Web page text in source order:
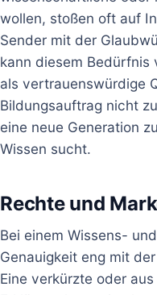
wollen, stoßen oft auf
Sender mit der
kann diesem Bedürfnis
als vertrauenswürdige
Bildungsauftrag nicht
eine neue Generation
Wissen sucht.
Rechte und
Bei einem Wissens-
Genauigkeit eng mit
Eine verkürzte oder